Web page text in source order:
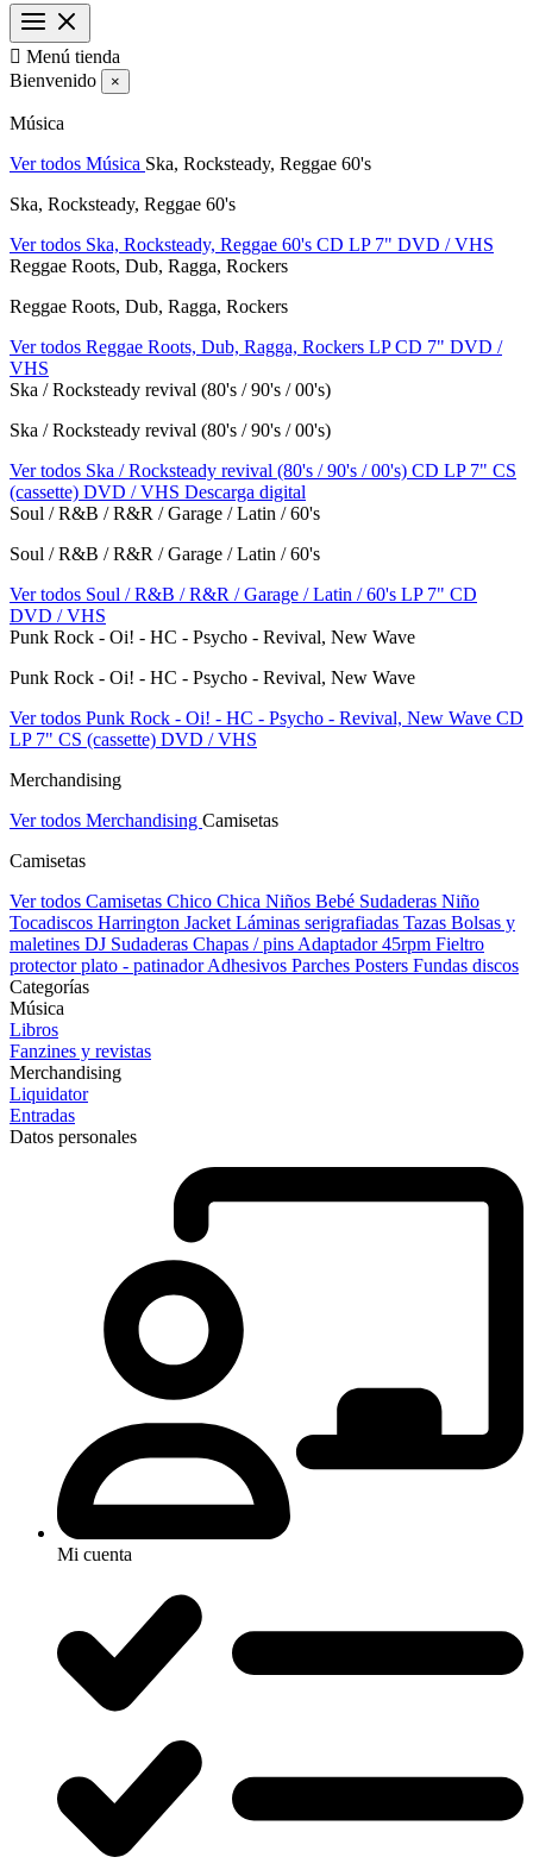
 Menú tienda
Bienvenido
×
Música
Ver todos Música Ska, Rocksteady, Reggae 60's
Ska, Rocksteady, Reggae 60's
Ver todos Ska, Rocksteady, Reggae 60's CD LP 7" DVD / VHS
Reggae Roots, Dub, Ragga, Rockers
Reggae Roots, Dub, Ragga, Rockers
Ver todos Reggae Roots, Dub, Ragga, Rockers LPCD 7" DVD /
VHS
Ska / Rocksteady revival (80's / 90's / 00's)
Ska / Rocksteady revival (80's / 90's / 00's)
Ver todos Ska / Rocksteady revival (80's / 90's / 00's) CD LP 7" CS
(cassette) DVD / VHS Descarga digital
Soul / R&B / R&R / Garage / Latin / 60's
Soul / R&B / R&R / Garage / Latin / 60's
Ver todos Soul / R&B / R&R / Garage / Latin / 60's LP 7" CD
DVD / VHS
Punk Rock - Oi! - HC - Psycho - Revival, New Wave
Punk Rock - Oi! - HC - Psycho - Revival, New Wave
Ver todos Punk Rock - Oi! - HC - Psycho - Revival, New Wave CD
LP 7" CS (cassette) DVD / VHS
Merchandising
Ver todos Merchandising Camisetas
Camisetas
Ver todos Camisetas Chico Chica Niños Bebé Sudaderas Niño
Tocadiscos Harrington Jacket Láminas serigrafiadas Tazas Bolsas y
maletines DJ Sudaderas Chapas / pins Adaptador 45rpm Fieltro
protector plato - patinadorAdhesivos Parches Posters Fundas discos
Categorías
Música
Libros
Fanzines y revistas
Merchandising
Liquidator
Entradas
Datos personales
Mi cuenta